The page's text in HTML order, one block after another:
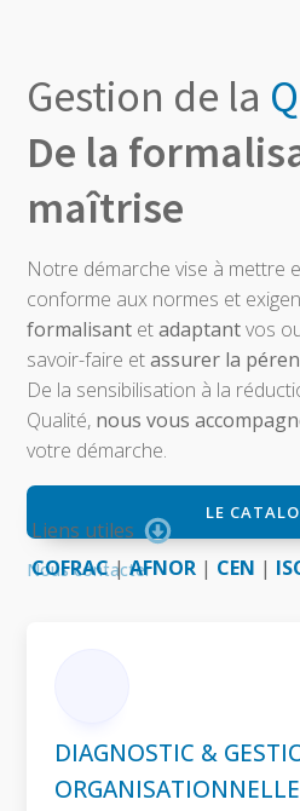
Gestion de la
De la
maîtrise
Notre démarche vise à mettre
conforme aux normes et
formalisant etadaptantvos
savoir-faire etassurer la
De la sensibilisation à la
Qualité, nous vous
votre démarche.
LE
Nous contacter
COFRAC|AFNOR | CEN |
Liens utiles
DIAGNOSTIC &
ORGANISATIONNELLE